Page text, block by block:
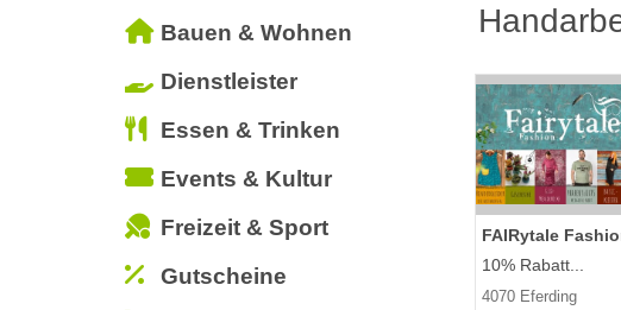
Bauen & Wohnen
Dienstleister
Essen & Trinken
Events & Kultur
Freizeit & Sport
Gutscheine
FAIRytale
10% Rabatt...
4070 Eferding